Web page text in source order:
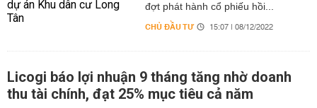
đợt phát hành cổ phiếu hồi...
CHỦ ĐẦU TƯ 15:07 | 08/12/2022
Licogi báo lợi nhuận 9 tháng tăng nhờ doanh
thu tài chính, đạt 25% mục tiêu cả năm